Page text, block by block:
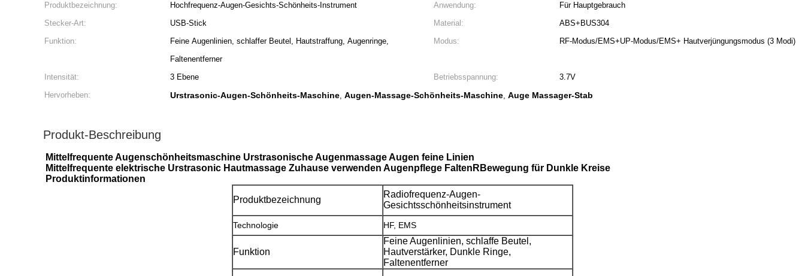
Produktbezeichnung: Hochfrequenz-Augen-Gesichts-Schönheits-Instrument Anwendung:
Für Hauptgebrauch
Stecker-Art:
USB-Stick Material:
ABS+BUS304
Funktion:
Feine Augenlinien, schlaffer Beutel, Hautstraffung, Augenringe,
Faltenentferner
Modus: RF-Modus/EMS+UP-Modus/EMS+ Hautverjüngungsmodus (3 Modi)
Intensität: 3 Ebene Betriebsspannung:
3.7V
Hervorheben:
Urstrasonic-Augen-Schönheits-Maschine, Augen-Massage-Schönheits-Maschine, Auge Massager-Stab
Produkt-Beschreibung
Mittelfrequente Augenschönheitsmaschine Urstrasonische Augenmassage Augen feine Linien
Mittelfrequente elektrische Urstrasonic Hautmassage Zuhause verwenden Augenpflege Falten R Bewegung für Dunkle Kreise
Produktinformationen
Produktbezeichnung
Radiofrequenz-Augen-
Gesichtsschönheitsinstrument
Technologie HF, EMS
Funktion
Feine Augenlinien, schlaffe Beutel,
Hautverstärker, Dunkle Ringe,
Faltenentferner